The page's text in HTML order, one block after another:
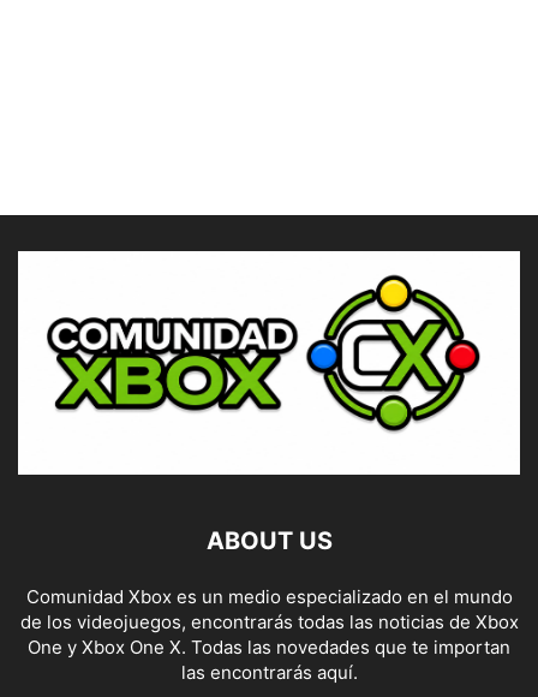
ABOUT US
Comunidad Xbox es un medio especializado en el mundo
de los videojuegos, encontrarás todas las noticias de Xbox
One y Xbox One X. Todas las novedades que te importan
las encontrarás aquí.